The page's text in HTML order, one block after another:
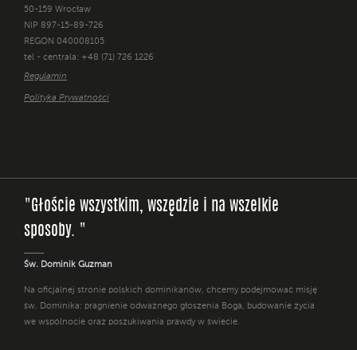
50-159 Wrocław
NIP 897-15-89-726
REGON 040008105
tel - centrala: +48 (71) 726 1226
Regulamin
Polityka Prywatności
"Głoście wszystkim, wszędzie i na wszelkie
sposoby. "
Św. Dominik Guzman
Na oficjalnej stronie polskich dominikanów, chcemy podejmować misję
św. Dominika: pragnienie odważnego głoszenia Boga, budowanie życia
we wspólnocie oraz poszukiwania prawdy w świecie.